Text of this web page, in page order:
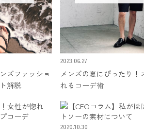
ズファッショ
解説
2023.06.27
メンズの夏にぴったり！
れるコーデ術
2020.10.30